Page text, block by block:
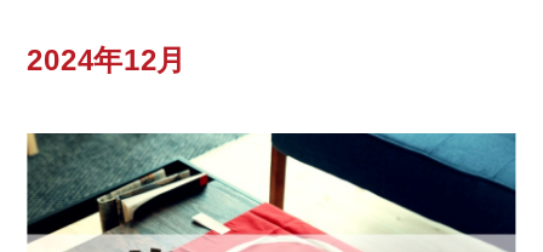
オーナー様の声
モデルハウス
2024年12月